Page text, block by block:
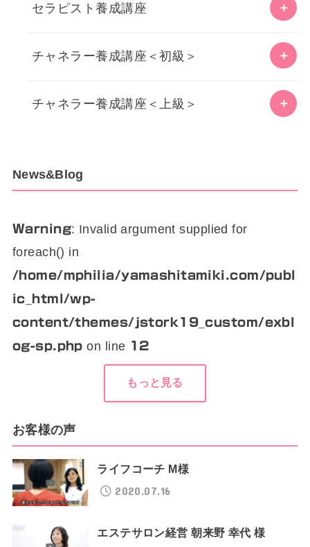
セラピスト養成講座
チャネラー養成講座＜初級＞
チャネラー養成講座＜上級＞
News&Blog
Warning: Invalid argument supplied for
foreach() in
/home/mphilia/yamashitamiki.com/publ
ic_html/wp-
content/themes/jstork19_custom/exbl
og-sp.php on line 12
もっと見る
お客様の声
ライフコーチ M様
2020.07.16
エステサロン経営 朝来野 幸代 様